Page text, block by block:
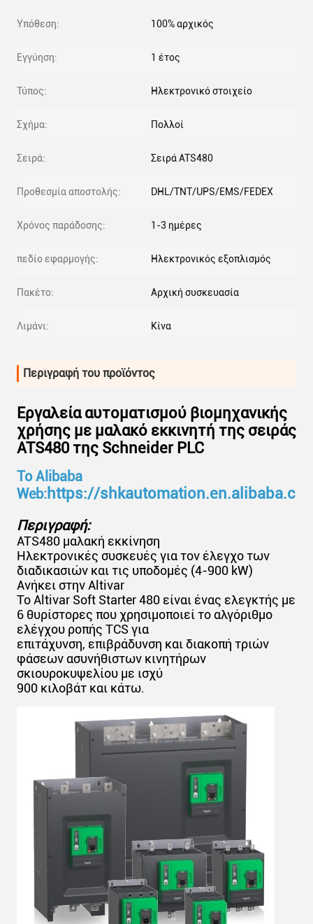
Υπόθεση: 100% αρχικός
Εγγύηση: 1 έτος
Τύπος: Ηλεκτρονικό στοιχείο
Σχήμα: Πολλοί
Σειρά: Σειρά ATS480
Προθεσμία αποστολής: DHL/TNT/UPS/EMS/FEDEX
Χρόνος παράδοσης: 1-3 ημέρες
πεδίο εφαρμογής: Ηλεκτρονικός εξοπλισμός
Πακέτο: Αρχική συσκευασία
Λιμάνι: Κίνα
Περιγραφή του προϊόντος
Εργαλεία αυτοματισμού βιομηχανικής
χρήσης με μαλακό εκκινητή της σειράς
ATS480 της Schneider PLC
Το Alibaba
Web:https://
Περιγραφή:
ATS480 μαλακή εκκίνηση
Ηλεκτρονικές συσκευές για τον έλεγχο των
διαδικασιών και τις υποδομές (4-900 kW)
Ανήκει στην Altivar
Το Altivar Soft Starter 480 είναι ένας ελεγκτής με
6 θυρίστορες που χρησιμοποιεί το αλγόριθμο
ελέγχου ροπής TCS για
επιτάχυνση, επιβράδυνση και διακοπή τριών
φάσεων ασυνήθιστων κινητήρων
σκιουροκυψελίου με ισχύ
900 κιλοβάτ και κάτω.